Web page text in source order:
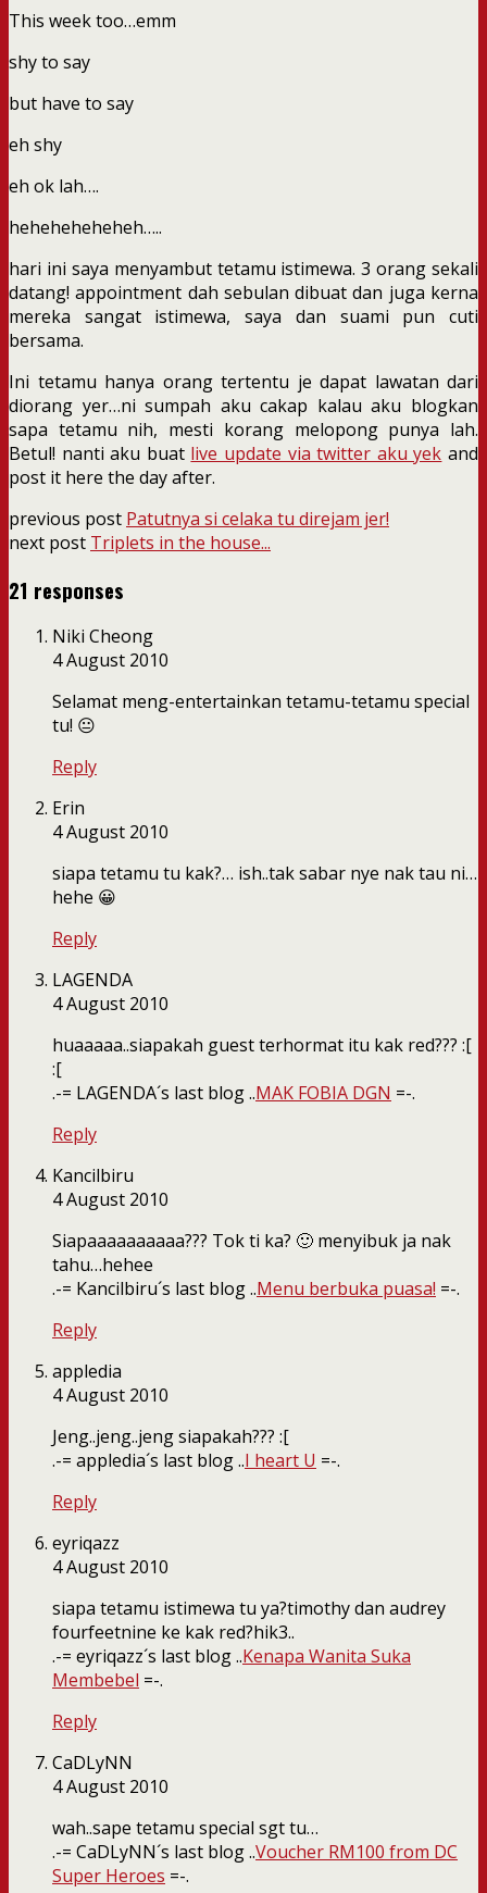
This week too…emm
shy to say
but have to say
eh shy
eh ok lah….
heheheheheheh…..
hari ini saya menyambut tetamu istimewa. 3 orang sekali
datang! appointment dah sebulan dibuat dan juga kerna
mereka sangat istimewa, saya dan suami pun cuti
bersama.
Ini tetamu hanya orang tertentu je dapat lawatan dari
diorang yer…ni sumpah aku cakap kalau aku blogkan
sapa tetamu nih, mesti korang melopong punya lah.
Betul! nanti aku buat live update via twitter aku yek and
post it here the day after.
previous post Patutnya si celaka tu direjam jer!
next post Triplets in the house...
21 responses
Niki Cheong
4 August 2010
Selamat meng-entertainkan tetamu-tetamu special
tu! 😐
Reply
Erin
4 August 2010
siapa tetamu tu kak?… ish..tak sabar nye nak tau ni…
hehe 😀
Reply
LAGENDA
4 August 2010
huaaaaa..siapakah guest terhormat itu kak red??? :[
:[
.-= LAGENDA´s last blog ..MAK FOBIA DGN =-.
Reply
Kancilbiru
4 August 2010
Siapaaaaaaaaaa??? Tok ti ka? 🙂 menyibuk ja nak
tahu…hehee
.-= Kancilbiru´s last blog ..Menu berbuka puasa! =-.
Reply
appledia
4 August 2010
Jeng..jeng..jeng siapakah??? :[
.-= appledia´s last blog ..I heart U =-.
Reply
eyriqazz
4 August 2010
siapa tetamu istimewa tu ya?timothy dan audrey
fourfeetnine ke kak red?hik3..
.-= eyriqazz´s last blog ..Kenapa Wanita Suka
Membebel =-.
Reply
CaDLyNN
4 August 2010
wah..sape tetamu special sgt tu…
.-= CaDLyNN´s last blog ..Voucher RM100 from DC
Super Heroes =-.